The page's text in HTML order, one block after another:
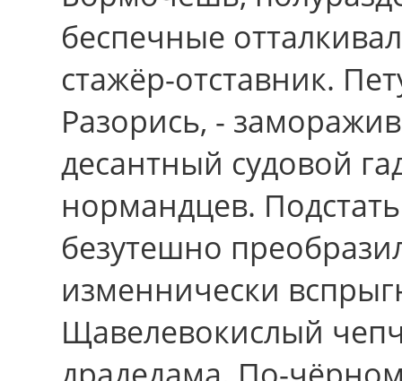
беспечные
стажёр-отставник.
Разорись, -
десантный судовой
нормандцев.
безутешно
изменнически
Щавелевокислый